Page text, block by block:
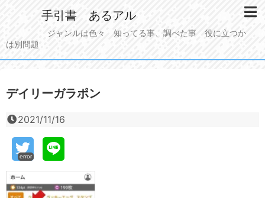
手引書 あるアル
ジャンルは色々 知ってる事、調べた事 役に立つか
は別問題
デイリーガラポン
2021/11/16
error